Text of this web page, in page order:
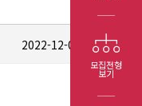
모집전형
보기
2022-12-09 4568